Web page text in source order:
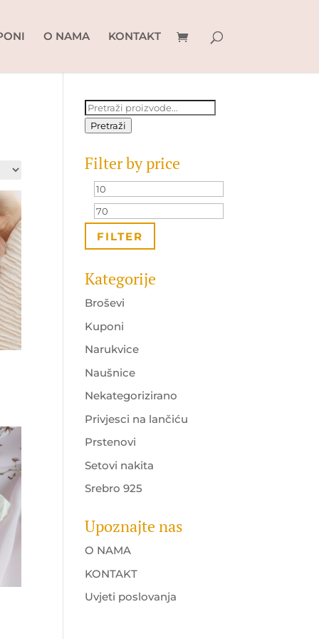
O NAMA KONTAKT
Pretraži:
Pretraži
Filter by price
Minimalna
cijena
FILTER
Kategorije
Broševi
Kuponi
Narukvice
Naušnice
Nekategorizirano
Privjesci na lančiću
Prstenovi
Setovi nakita
Srebro 925
Upoznajte nas
O NAMA
KONTAKT
Uvjeti poslovanja